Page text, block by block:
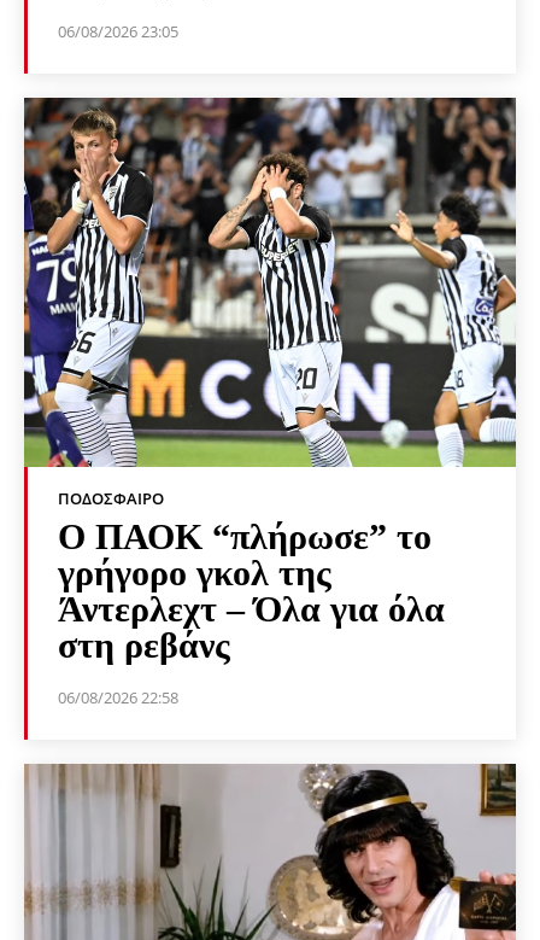
06/08/2026 23:05
ΠΟΔΌΣΦΑΙΡΟ
Ο ΠΑΟΚ “πλήρωσε” το
γρήγορο γκολ της
Άντερλεχτ – Όλα για όλα
στη ρεβάνς
06/08/2026 22:58